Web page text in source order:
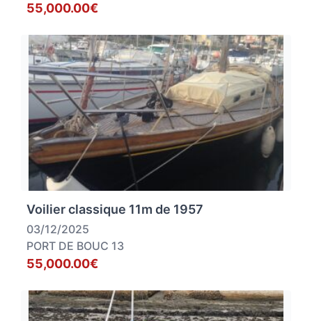
55,000.00€
Voilier classique 11m de 1957
03/12/2025
PORT DE BOUC 13
55,000.00€